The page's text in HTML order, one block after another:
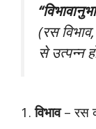
(रस
से उत्पन्न
1.विभाव– रस